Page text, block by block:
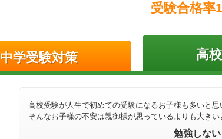
受験合格率
中学受験対策 高
高校受験が人生で初めての受験になるお子様も多いと思
そんなお子様の不安は親御様が思っているよりも大きい
勉強しな